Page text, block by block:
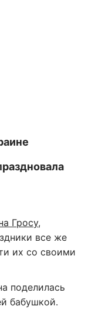
Гросу,
все же
их со своими
поделилась
бабушкой.